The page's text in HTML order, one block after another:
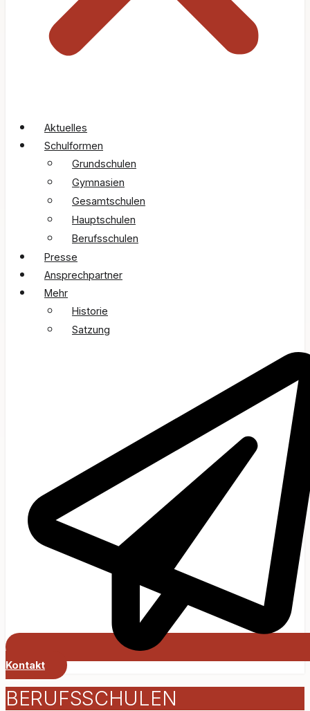
Aktuelles
Schulformen
Grundschulen
Gymnasien
Gesamtschulen
Hauptschulen
Berufsschulen
Presse
Ansprechpartner
Mehr
Historie
Satzung
Kontakt
BERUFSSCHULEN